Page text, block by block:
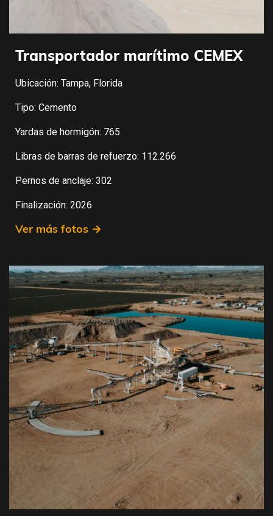
Transportador marítimo CEMEX
Ubicación: Tampa, Florida
Tipo: Cemento
Yardas de hormigón: 765
Libras de barras de refuerzo: 112.266
Pernos de anclaje: 302
Finalización: 2026
Ver más fotos →